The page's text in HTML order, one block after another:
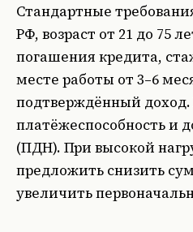
Стандартные
РФ, возраст от 21 до 75
погашения кредита,
месте работы от 3–6
подтверждённый доход.
платёжеспособность и
(ПДН). При высокой
предложить снизить
увеличить